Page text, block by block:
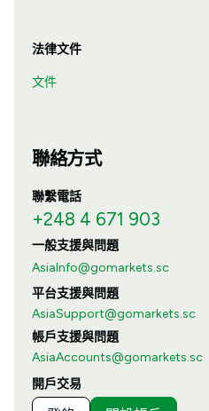
法律文件
文件
聯絡方式
聯繫電話
+248 4 671 903
一般支援與問題
AsiaInfo@gomarkets.sc
平台支援與問題
AsiaSupport@gomarkets.sc
帳戶支援與問題
AsiaAccounts@gomarkets.sc
開戶交易